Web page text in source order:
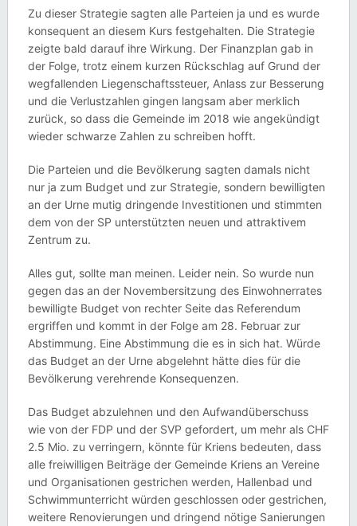
Zu dieser Strategie sagten alle Parteien ja und es wurde
konsequent an diesem Kurs festgehalten. Die Strategie
zeigte bald darauf ihre Wirkung. Der Finanzplan gab in
der Folge, trotz einem kurzen Rückschlag auf Grund der
wegfallenden Liegenschaftssteuer, Anlass zur Besserung
und die Verlustzahlen gingen langsam aber merklich
zurück, so dass die Gemeinde im 2018 wie angekündigt
wieder schwarze Zahlen zu schreiben hofft.
Die Parteien und die Bevölkerung sagten damals nicht
nur ja zum Budget und zur Strategie, sondern bewilligten
an der Urne mutig dringende Investitionen und stimmten
dem von der SP unterstützten neuen und attraktivem
Zentrum zu.
Alles gut, sollte man meinen. Leider nein. So wurde nun
gegen das an der Novembersitzung des Einwohnerrates
bewilligte Budget von rechter Seite das Referendum
ergriffen und kommt in der Folge am 28. Februar zur
Abstimmung. Eine Abstimmung die es in sich hat. Würde
das Budget an der Urne abgelehnt hätte dies für die
Bevölkerung verehrende Konsequenzen.
Das Budget abzulehnen und den Aufwandüberschuss
wie von der FDP und der SVP gefordert, um mehr als CHF
2.5 Mio. zu verringern, könnte für Kriens bedeuten, dass
alle freiwilligen Beiträge der Gemeinde Kriens an Vereine
und Organisationen gestrichen werden, Hallenbad und
Schwimmunterricht würden geschlossen oder gestrichen,
weitere Renovierungen und dringend nötige Sanierungen